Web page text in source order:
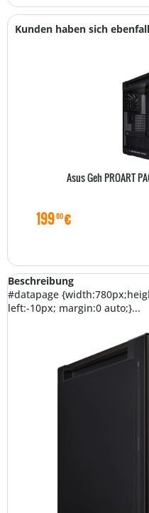
Kunden haben sich
Asus Geh PROART
19900€
Beschreibung
#datapage
left:-10px; margin:0 auto;}...